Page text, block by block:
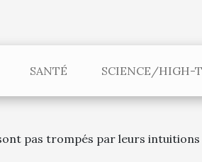
SANTÉ SCIENCE/HIGH-
pas trompés par leurs intuitions